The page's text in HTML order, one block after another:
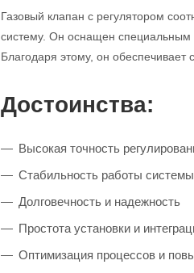
Газовый клапан с регулятором
систему. Он оснащен специальным
Благодаря этому, он обеспечивает
Достоинства:
Высокая точность
Стабильность работы системы
Долговечность и надежность
Простота установки и
Оптимизация процессов и